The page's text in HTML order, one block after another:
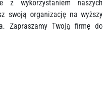
wykorzystaniem naszych
swoją organizację na wyższy
Zapraszamy Twoją firmę do